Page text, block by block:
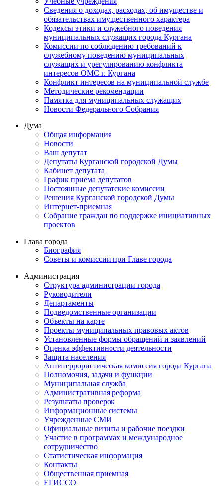
Сведения о доходах, расходах, об имуществе и
обязательствах имущественного характера
Кодексы этики и служебного поведения
муниципальных служащих города Кургана
Комиссии по соблюдению требований к
служебному поведению муниципальных
служащих и урегулированию конфликта
интересов ОМС г. Кургана
Конфликт интересов на муниципальной службе
Методические рекомендации
Памятка для муниципальных служащих
Новости Федерального Cобрания
Дума
Общая информация
Новости
Ваш депутат
Депутаты Курганской городской Думы
Кабинет депутата
График приема депутатов
Постоянные депутатские комиссии
Решения Курганской городской Думы
Интернет-приемная
Собрание граждан по поддержке инициативных
проектов
Глава города
Биография
Советы и комиссии при Главе города
Администрация
Структура администрации города
Руководители
Департаменты
Подведомственные организации
Объекты на карте
Проекты муниципальных правовых актов
Установленные формы обращений и заявлений
Оценка эффективности деятельности
Защита населения
Антитеррористическая комиссия города Кургана
Полномочия, задачи и функции
Муниципальная служба
Административная реформа
Результаты проверок
Информационные системы
Учрежденные СМИ
Официальные визиты и рабочие поездки
Участие в программах и международное
сотрудничество
Статистическая информация
Контакты
Общественная приемная
ЕГИССО